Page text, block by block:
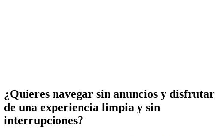
¿Quieres navegar sin anuncios y disfrutar
de una experiencia limpia y sin
interrupciones?